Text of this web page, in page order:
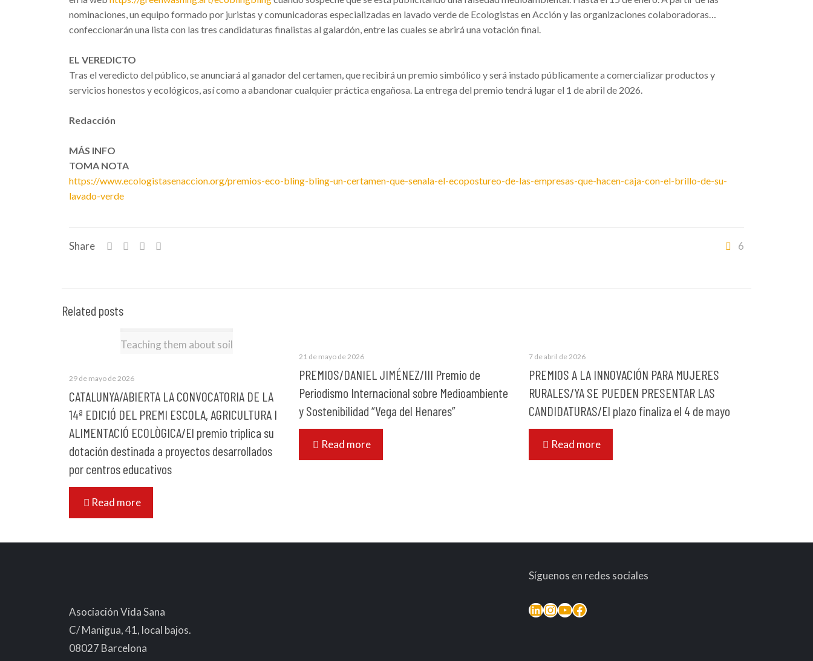
nominaciones, un equipo formado por juristas y comunicadoras especializadas en lavado verde de Ecologistas en Acción y las organizaciones colaboradoras…
confeccionarán una lista con las tres candidaturas finalistas al galardón, entre las cuales se abrirá una votación final.
EL VEREDICTO
Tras el veredicto del público, se anunciará al ganador del certamen, que recibirá un premio simbólico y será instado públicamente a comercializar productos y
servicios honestos y ecológicos, así como a abandonar cualquier práctica engañosa. La entrega del premio tendrá lugar el 1 de abril de 2026.
Redacción
MÁS INFO
TOMA NOTA
https://www.ecologistasenaccion.org/premios-eco-bling-bling-un-certamen-que-senala-el-ecopostureo-de-las-empresas-que-hacen-caja-con-el-brillo-de-su-
lavado-verde
Share 6
Related posts
Teaching them about soil
29 de mayo de 2026
CATALUNYA/ABIERTA LA CONVOCATORIA DE LA
14ª EDICIÓ DEL PREMI ESCOLA, AGRICULTURA I
ALIMENTACIÓ ECOLÒGICA/El premio triplica su
dotación destinada a proyectos desarrollados
por centros educativos
Read more
21 de mayo de 2026
PREMIOS/DANIEL JIMÉNEZ/III Premio de
Periodismo Internacional sobre Medioambiente
y Sostenibilidad “Vega del Henares”
Read more
7 de abril de 2026
PREMIOS A LA INNOVACIÓN PARA MUJERES
RURALES/YA SE PUEDEN PRESENTAR LAS
CANDIDATURAS/El plazo finaliza el 4 de mayo
Read more
Asociación Vida Sana
C/ Manigua, 41, local bajos.
08027 Barcelona
Síguenos en redes sociales
LinkedIn
Instagram
YouTube
Facebook